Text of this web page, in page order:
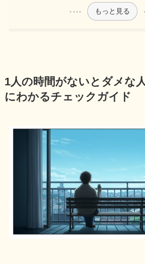
もっと見る
1人の時間がないとダメな
にわかるチェックガイド